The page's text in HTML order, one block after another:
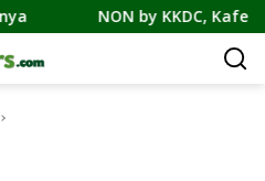
by KKDC, Kafe Bergaya Korea-